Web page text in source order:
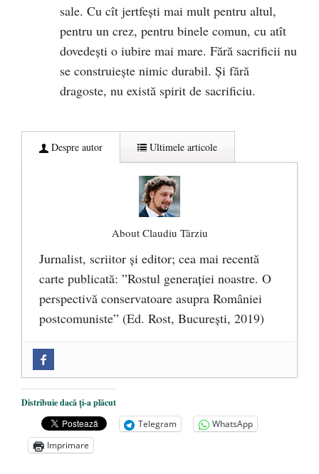
sale. Cu cît jertfești mai mult pentru altul,
pentru un crez, pentru binele comun, cu atît
dovedești o iubire mai mare. Fără sacrificii nu
se construiește nimic durabil. Și fără
dragoste, nu există spirit de sacrificiu.
Despre autor Ultimele articole
About Claudiu Târziu
Jurnalist, scriitor şi editor; cea mai recentă
carte publicată: ”Rostul generației noastre. O
perspectivă conservatoare asupra României
postcomuniste” (Ed. Rost, București, 2019)
Târziu cere anchetă a Parchetului
European și reforme pentru a bloca
achizițiile la suprapreț - 13 august 2025
Dragi prieteni din Constanța
Distribuie dacă ți-a plăcut
Telegram
WhatsApp
Imprimare